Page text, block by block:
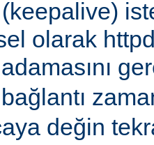
(keepalive)
olarak
adamasını
bağlantı
değin